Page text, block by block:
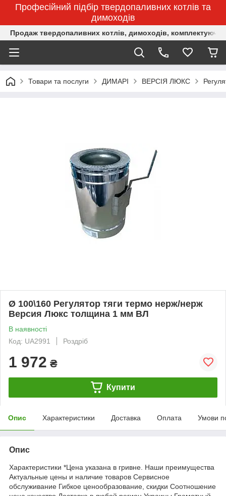
Професійний підбір твердопаливних котлів та
димоходів
Продаж твердопаливних котлів, димоходів,
Товари та послуги ДИМАРІ ВЕРСІЯ ЛЮКС
Ø 100\160 Регулятор тяги термо нерж/нерж
Версия Люкс толщина 1 мм ВЛ
В наявності
Код: UA2991
Роздріб
1 972 ₴
Купити
Опис Характеристики Доставка Оплата Умови
Опис
Характеристики *Цена указана в гривне. Наши преимущества
Актуальные цены и наличие товаров Сервисное
обслуживание Гибкое ценообразование, скидки Соотношение